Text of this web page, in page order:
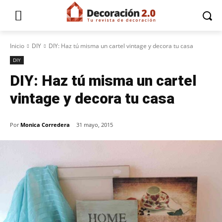
Inicio DIY DIY: Haz tú misma un cartel vintage y decora tu casa
DIY
DIY: Haz tú misma un cartel
vintage y decora tu casa
Por Monica Corredera 31 mayo, 2015